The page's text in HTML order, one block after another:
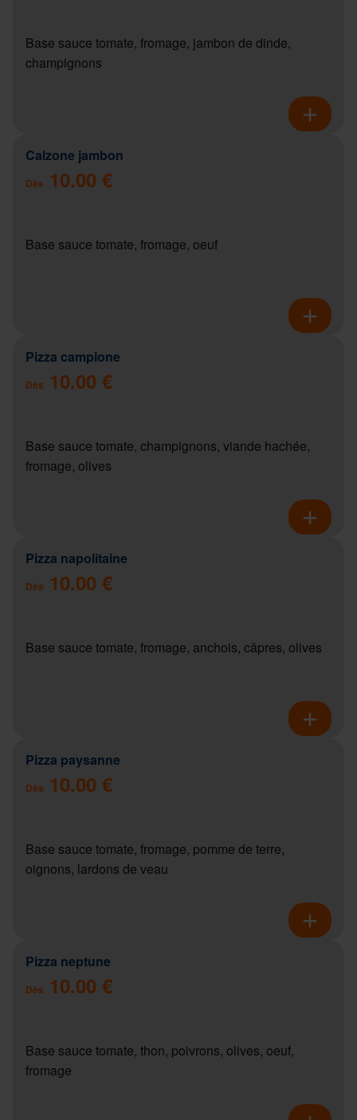
Base sauce tomate, fromage, jambon de dinde,
champignons
Calzone jambon
Dès 10.00 €
Base sauce tomate, fromage, oeuf
Pizza campione
Dès 10.00 €
Base sauce tomate, champignons, viande hachée,
fromage, olives
Pizza napolitaine
Dès 10.00 €
Base sauce tomate, fromage, anchois, câpres, olives
Pizza paysanne
Dès 10.00 €
Base sauce tomate, fromage, pomme de terre,
oignons, lardons de veau
Pizza neptune
Dès 10.00 €
Base sauce tomate, thon, poivrons, olives, oeuf,
fromage